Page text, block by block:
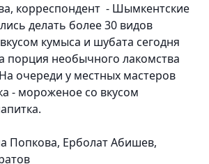
корреспондент - Шымкентские
делать более 30 видов
кумыса и шубата сегодня
порция необычного лакомства
очереди у местных мастеров
- мороженое со вкусом
Попкова, Ерболат Абишев,